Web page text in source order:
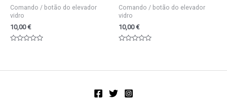
Comando / botão do elevador
vidro
10,00€
5
Comando / botão do elevador
vidro
10,00€
5